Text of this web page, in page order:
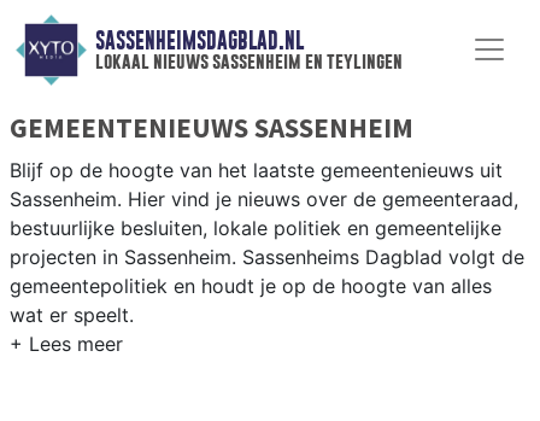
SASSENHEIMSDAGBLAD.NL
lokaal nieuws sassenheim en teylingen
GEMEENTENIEUWS SASSENHEIM
Blijf op de hoogte van het laatste gemeentenieuws uit
Sassenheim. Hier vind je nieuws over de gemeenteraad,
bestuurlijke besluiten, lokale politiek en gemeentelijke
projecten in Sassenheim. Sassenheims Dagblad volgt de
gemeentepolitiek en houdt je op de hoogte van alles
wat er speelt.